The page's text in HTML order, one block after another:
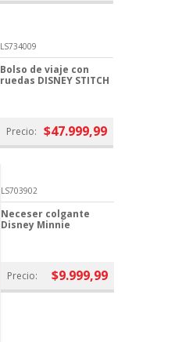
LS734009
Bolso de viaje con
ruedas DISNEY STITCH
Precio: $47.999,99
LS703902
Neceser colgante
Disney Minnie
Precio: $9.999,99